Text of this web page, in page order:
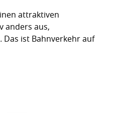
attraktiven
anders aus,
ist Bahnverkehr auf